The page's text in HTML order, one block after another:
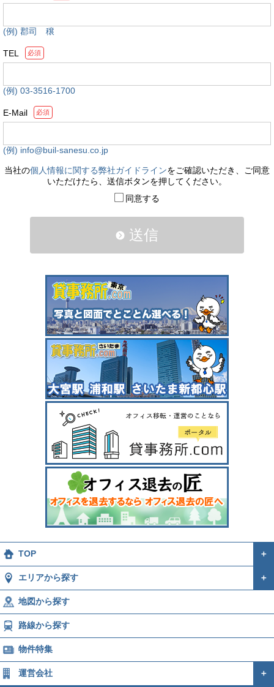
(例) 郡司 穣
TEL 必須
(例) 03-3516-1700
E-Mail 必須
(例) info@buil-sanesu.co.jp
当社の個人情報に関する弊社ガイドラインをご確認いただき、ご同意
いただけたら、送信ボタンを押してください。
同意する
送信
TOP ＋
エリアから探す ＋
地図から探す
路線から探す
物件特集
運営会社 ＋